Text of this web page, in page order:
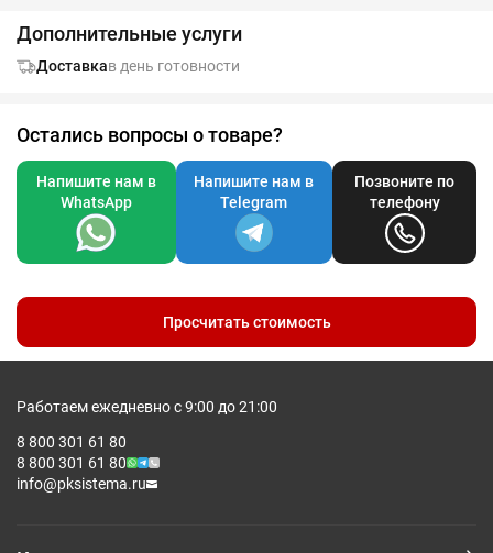
Дополнительные услуги
Доставкав день готовности
Остались вопросы о товаре?
Напишите нам в
WhatsApp
Напишите нам в
Telegram
Позвоните по
телефону
Просчитать стоимость
Работаем ежедневно с 9:00 до 21:00
8 800 301 61 80
8 800 301 61 80
info@pksistema.ru